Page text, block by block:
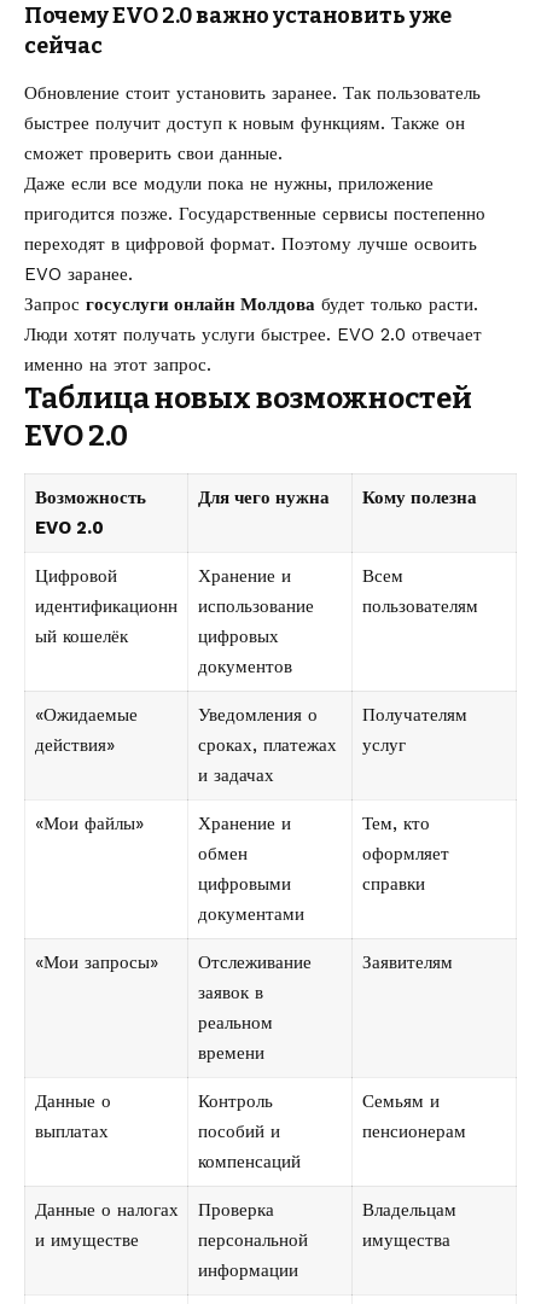
Почему EVO 2.0 важно установить уже
сейчас
Обновление стоит установить заранее. Так пользователь
быстрее получит доступ к новым функциям. Также он
сможет проверить свои данные.
Даже если все модули пока не нужны, приложение
пригодится позже. Государственные сервисы постепенно
переходят в цифровой формат. Поэтому лучше освоить
EVO заранее.
Запрос госуслуги онлайн Молдова будет только расти.
Люди хотят получать услуги быстрее. EVO 2.0 отвечает
именно на этот запрос.
Таблица новых возможностей
EVO 2.0
Возможность
EVO 2.0
Для чего нужна Кому полезна
Цифровой
идентификационн
ый кошелёк
Хранение и
использование
цифровых
документов
Всем
пользователям
«Ожидаемые
действия»
Уведомления о
сроках, платежах
и задачах
Получателям
услуг
«Мои файлы»
Хранение и
обмен
цифровыми
документами
Тем, кто
оформляет
справки
«Мои запросы»
Отслеживание
заявок в
реальном
времени
Заявителям
Данные о
выплатах
Контроль
пособий и
компенсаций
Семьям и
пенсионерам
Данные о налогах
и имуществе
Проверка
персональной
информации
Владельцам
имущества